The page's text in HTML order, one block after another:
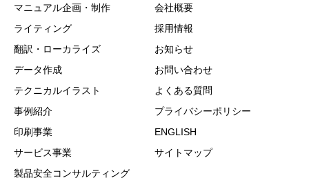
マニュアル企画・制作
ライティング
翻訳・ローカライズ
データ作成
テクニカルイラスト
事例紹介
印刷事業
サービス事業
製品安全コンサルティング
会社概要
採用情報
お知らせ
お問い合わせ
よくある質問
プライバシーポリシー
ENGLISH
サイトマップ